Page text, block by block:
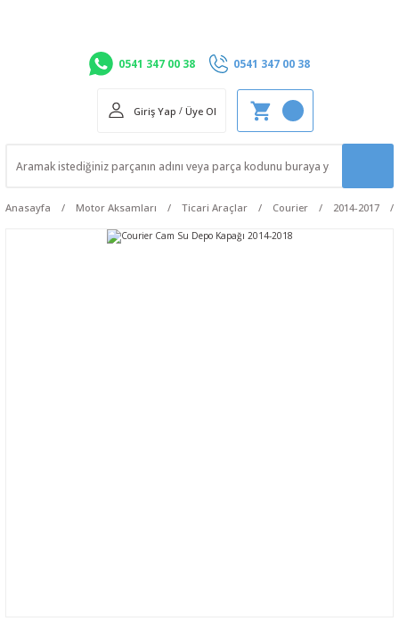
0541 347 00 38 0541 347 00 38
Giriş Yap / Üye Ol
Anasayfa Motor Aksamları Ticari Araçlar Courier 2014-2017